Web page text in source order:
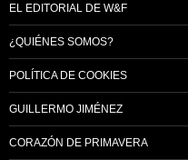
EL EDITORIAL DE W&F
¿QUIÉNES SOMOS?
POLÍTICA DE COOKIES
GUILLERMO JIMÉNEZ
CORAZÓN DE PRIMAVERA